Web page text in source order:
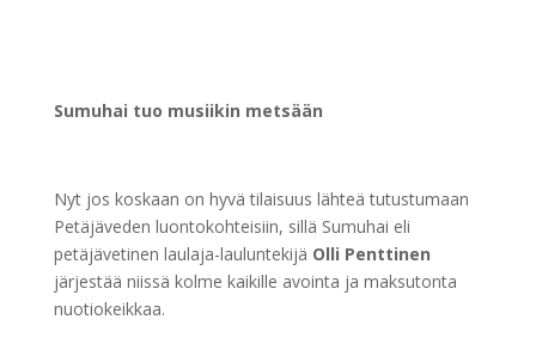
Sumuhai tuo musiikin metsään
Nyt jos koskaan on hyvä tilaisuus lähteä tutustumaan
Petäjäveden luontokohteisiin, sillä Sumuhai eli
petäjävetinen laulaja-lauluntekijä Olli Penttinen
järjestää niissä kolme kaikille avointa ja maksutonta
nuotiokeikkaa.